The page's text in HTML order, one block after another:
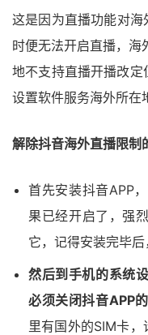
这是因为直播功能对
时便无法开启直播，海
地不支持直播开播改
设置软件服务海外所在
解除抖音海外直播限制
首先安装抖音APP
果已经开启了，强
它，记得安装完毕后
然后到手机的系统
必须关闭抖音APP
里有国外的SIM卡